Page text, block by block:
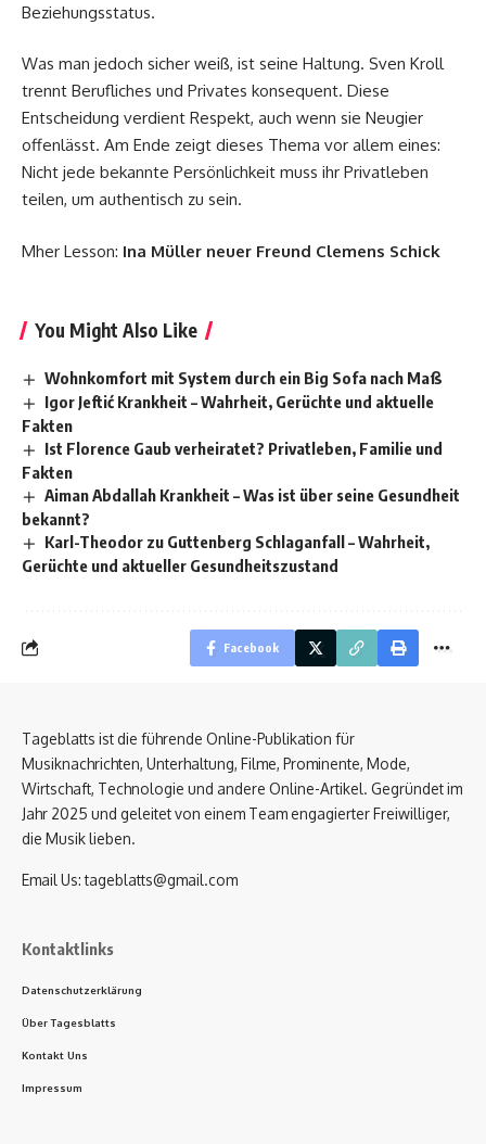
Beziehungsstatus.
Was man jedoch sicher weiß, ist seine Haltung. Sven Kroll
trennt Berufliches und Privates konsequent. Diese
Entscheidung verdient Respekt, auch wenn sie Neugier
offenlässt. Am Ende zeigt dieses Thema vor allem eines:
Nicht jede bekannte Persönlichkeit muss ihr Privatleben
teilen, um authentisch zu sein.
Mher Lesson: Ina Müller neuer Freund Clemens Schick
You Might Also Like
Wohnkomfort mit System durch ein Big Sofa nach Maß
Igor Jeftić Krankheit – Wahrheit, Gerüchte und aktuelle
Fakten
Ist Florence Gaub verheiratet? Privatleben, Familie und
Fakten
Aiman Abdallah Krankheit – Was ist über seine Gesundheit
bekannt?
Karl-Theodor zu Guttenberg Schlaganfall – Wahrheit,
Gerüchte und aktueller Gesundheitszustand
Facebook
Tageblatts ist die führende Online-Publikation für
Musiknachrichten, Unterhaltung, Filme, Prominente, Mode,
Wirtschaft, Technologie und andere Online-Artikel. Gegründet im
Jahr 2025 und geleitet von einem Team engagierter Freiwilliger,
die Musik lieben.
Email Us:tageblatts@gmail.com
Kontaktlinks
Datenschutzerklärung
Über Tagesblatts
Kontakt Uns
Impressum